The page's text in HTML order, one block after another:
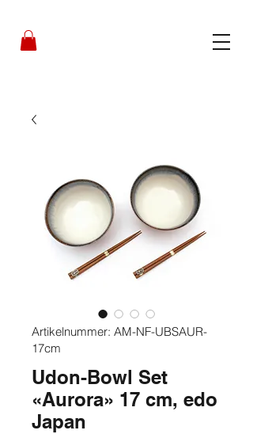
Artikelnummer: AM-NF-UBSAUR-
17cm
Udon-Bowl Set
«Aurora» 17 cm, edo
Japan